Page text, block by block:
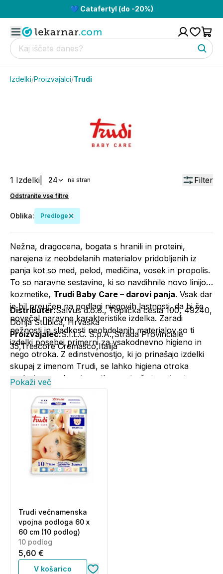
💙 Catafertyl (do -20%)
Izdelki/Proizvajalci/Trudi
1 Izdelki 24 na stran Filter
Odstranite vse filtre
Oblika: Predloge
Nežna, dragocena, bogata s hranili in proteini,
narejena iz neobdelanih materialov pridobljenih iz
panja kot so med, pelod, medičina, vosek in propolis.
To so naravne sestavine, ki so navdihnile novo linijo
kozmetike, Trudi Baby Care – darovi panja. Vsak dar
je bil preučen na podlagi njegovih lastnosti, da bi še
povečal naravne karakteristike izdelka. Zaradi
nežnosti in sladkosti neobdelanih materialov so ti
izdelki posebej primerni za vsakodnevno higieno in
nego otroka. Z edinstvenostjo, ki jo prinašajo izdelki
skupaj z imenom Trudi, se lahko higiena otroka
prelevi v posebne trenutke za starše in ustvari
spomine ter povezanost.
Distributer:Salvus d.o.o., Toplička cesta 100, 49240,
Donja Stubica, Hrvaška
Proizvajalec:S.I.L.C. S.p.A.,Strada Provinciale
35,Trescore Cremasco,Italija
Pokaži več
Trudi večnamenska
vpojna podloga 60 x
60 cm (10 podlog)
10 podlog
5,60 €
V košarico